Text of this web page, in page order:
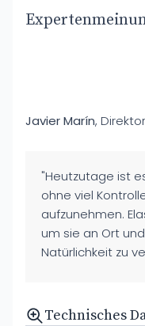
Javier Marín,
"Heutzutage ist
ohne viel
aufzunehmen.
um sie an Ort
Natürlichkeit zu
Technisches